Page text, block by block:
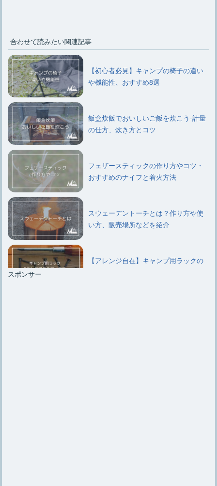
合わせて読みたい関連記事
【初心者必見】キャンプの椅子の違い
や機能性、おすすめ8選
飯盒炊飯でおいしいご飯を炊こう-計量
の仕方、炊き方とコツ
フェザースティックの作り方やコツ・
おすすめのナイフと着火方法
スウェーデントーチとは？作り方や使
い方、販売場所などを紹介
【アレンジ自在】キャンプ用ラックの
スポンサー